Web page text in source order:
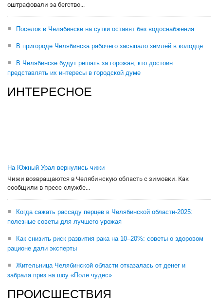
оштрафовали за бегство...
Поселок в Челябинске на сутки оставят без водоснабжения
В пригороде Челябинска рабочего засыпало землей в колодце
В Челябинске будут решать за горожан, кто достоин
представлять их интересы в городской думе
ИНТЕРЕСНОЕ
На Южный Урал вернулись чижи
Чижи возвращаются в Челябинскую область с зимовки. Как
сообщили в пресс-службе...
Когда сажать рассаду перцев в Челябинской области-2025:
полезные советы для лучшего урожая
Как снизить риск развития рака на 10–20%: советы о здоровом
рационе дали эксперты
Жительница Челябинской области отказалась от денег и
забрала приз на шоу «Поле чудес»
ПРОИСШЕСТВИЯ